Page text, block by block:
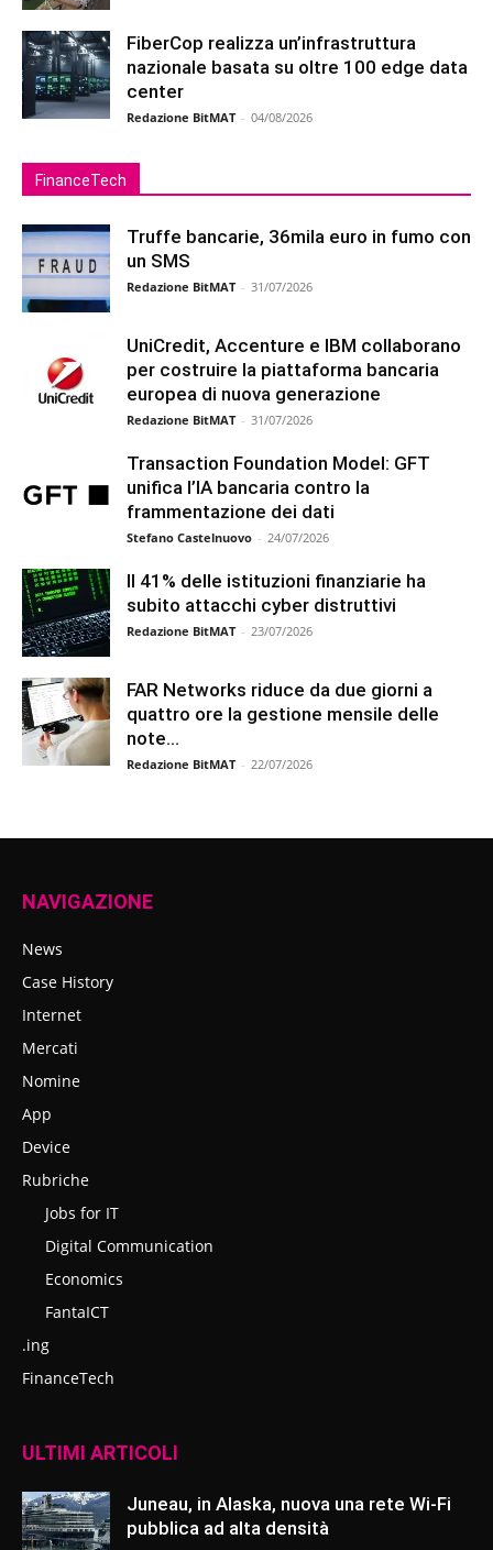
FiberCop realizza un’infrastruttura
nazionale basata su oltre 100 edge data
center
Redazione BitMAT - 04/08/2026
FinanceTech
Truffe bancarie, 36mila euro in fumo con
un SMS
Redazione BitMAT - 31/07/2026
UniCredit, Accenture e IBM collaborano
per costruire la piattaforma bancaria
europea di nuova generazione
Redazione BitMAT - 31/07/2026
Transaction Foundation Model: GFT
unifica l’IA bancaria contro la
frammentazione dei dati
Stefano Castelnuovo - 24/07/2026
Il 41% delle istituzioni finanziarie ha
subito attacchi cyber distruttivi
Redazione BitMAT - 23/07/2026
FAR Networks riduce da due giorni a
quattro ore la gestione mensile delle
note...
Redazione BitMAT - 22/07/2026
NAVIGAZIONE
News
Case History
Internet
Mercati
Nomine
App
Device
Rubriche
Jobs for IT
Digital Communication
Economics
FantaICT
.ing
FinanceTech
ULTIMI ARTICOLI
Juneau, in Alaska, nuova una rete Wi-Fi
pubblica ad alta densità